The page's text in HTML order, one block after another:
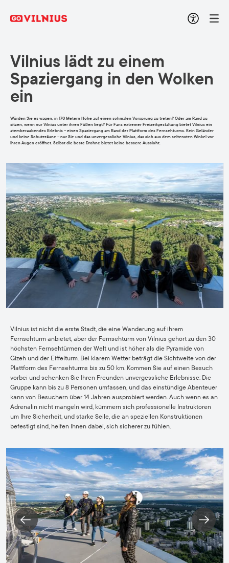
Vilnius lädt zu einem
Spaziergang in den Wolken
ein
Würden Sie es wagen, in 170 Metern Höhe auf einen schmalen Vorsprung zu treten? Oder am Rand zu
sitzen, wenn nur Vilnius unter ihren Füßen liegt? Für Fans extremer Freizeitgestaltung bietet Vilnius ein
atemberaubendes Erlebnis – einen Spaziergang am Rand der Plattform des Fernsehturms. Kein Geländer
und keine Schutzzäune – nur Sie und das unvergessliche Vilnius, das sich aus dem seltensten Winkel vor
Ihren Augen eröffnet. Selbst die beste Drohne bietet keine bessere Aussicht.
Vilnius ist nicht die erste Stadt, die eine Wanderung auf ihrem
Fernsehturm anbietet, aber der Fernsehturm von Vilnius gehört zu den 30
höchsten Fernsehtürmen der Welt und ist höher als die Pyramide von
Gizeh und der Eiffelturm. Bei klarem Wetter beträgt die Sichtweite von der
Plattform des Fernsehturms bis zu 50 km. Kommen Sie auf einen Besuch
vorbei und schenken Sie Ihren Freunden unvergessliche Erlebnisse: Die
Gruppe kann bis zu 8 Personen umfassen, und das einstündige Abenteuer
kann von Besuchern über 14 Jahren ausprobiert werden. Auch wenn es an
Adrenalin nicht mangeln wird, kümmern sich professionelle Instruktoren
um Ihre Sicherheit, und starke Seile, die an speziellen Konstruktionen
befestigt sind, helfen Ihnen dabei, sich sicherer zu fühlen.